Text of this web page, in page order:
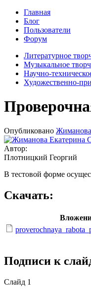
Главная
Блог
Пользователи
Форум
Литературное
Музыкальное
Научно-
Художественно-
Опубликовано Жиманова
Автор:
Плотницкий Георгий
В тестовой форме
Скачать:
Подписи к
Слайд 1